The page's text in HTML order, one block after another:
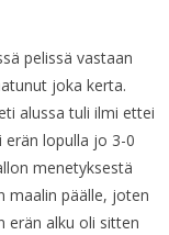
pelissä vastaan
joka kerta.
alussa tuli ilmi ettei
erän lopulla jo 3-0
menetyksestä
maalin päälle, joten
erän alku oli sitten